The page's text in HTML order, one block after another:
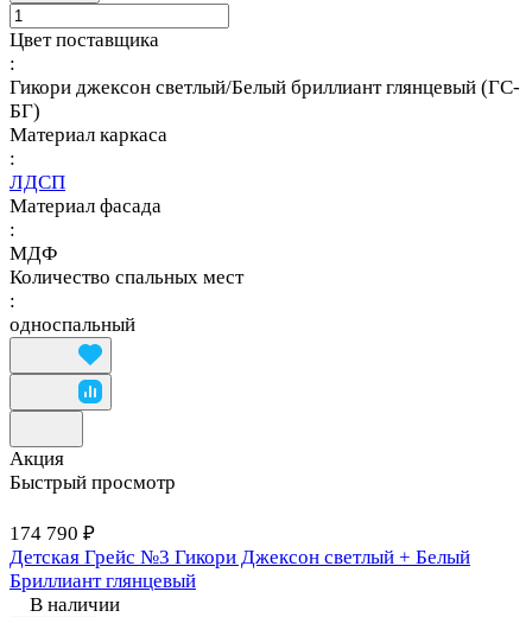
Цвет поставщика
:
Гикори джексон светлый/Белый бриллиант глянцевый (ГС-
БГ)
Материал каркаса
:
ЛДСП
Материал фасада
:
МДФ
Количество спальных мест
:
односпальный
Акция
Быстрый просмотр
174 790 ₽
Детская Грейс №3 Гикори Джексон светлый + Белый
Бриллиант глянцевый
В наличии